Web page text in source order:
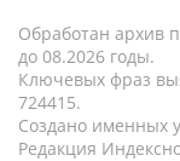
Обработан архив
до 08.2026 годы.
Ключевых фраз
724415.
Создано именных
Редакция